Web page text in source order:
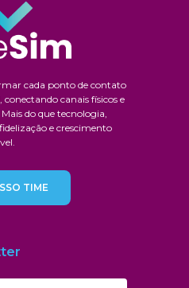
cada ponto de contato
canais físicos e
do que tecnologia,
e crescimento
TIME